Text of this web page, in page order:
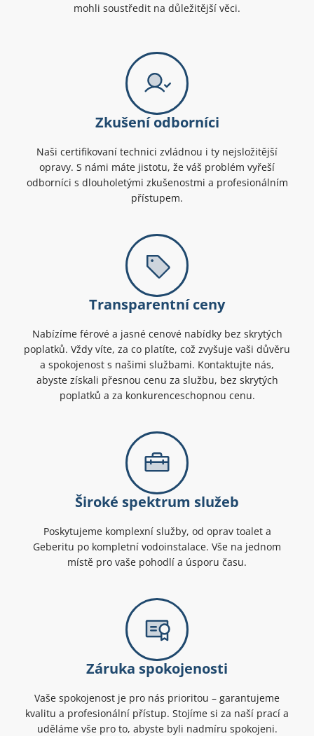
mohli soustředit na důležitější věci.
Zkušení odborníci
Naši certifikovaní technici zvládnou i ty nejsložitější
opravy. S námi máte jistotu, že váš problém vyřeší
odborníci s dlouholetými zkušenostmi a profesionálním
přístupem.
Transparentní ceny
Nabízíme férové a jasné cenové nabídky bez skrytých
poplatků. Vždy víte, za co platíte, což zvyšuje vaši důvěru
a spokojenost s našimi službami. Kontaktujte nás,
abyste získali přesnou cenu za službu, bez skrytých
poplatků a za konkurenceschopnou cenu.
Široké spektrum služeb
Poskytujeme komplexní služby, od oprav toalet a
Geberitu po kompletní vodoinstalace. Vše na jednom
místě pro vaše pohodlí a úsporu času.
Záruka spokojenosti
Vaše spokojenost je pro nás prioritou – garantujeme
kvalitu a profesionální přístup. Stojíme si za naší prací a
uděláme vše pro to, abyste byli nadmíru spokojeni.